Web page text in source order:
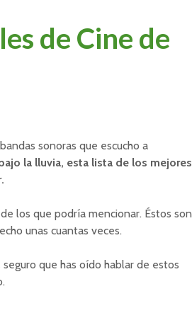
de Cine de
sonoras que escucho a
la lluvia, esta lista de los mejores
los que podría mencionar. Éstos son
unas cuantas veces.
que has oído hablar de estos